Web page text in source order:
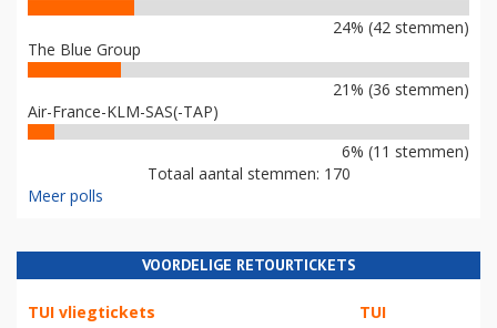
24% (42 stemmen)
The Blue Group
21% (36 stemmen)
Air-France-KLM-SAS(-TAP)
6% (11 stemmen)
Totaal aantal stemmen: 170
Meer polls
VOORDELIGE RETOURTICKETS
TUI vliegtickets TUI